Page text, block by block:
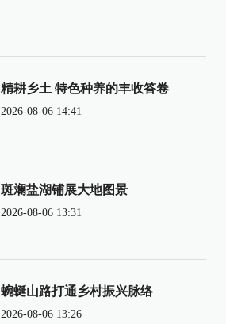
精耕乡土 特色种养的丰收答卷
2026-08-06 14:41
斑斓盐湖铺展大地图景
2026-08-06 13:31
蜿蜒山路打通乡村振兴脉络
2026-08-06 13:26